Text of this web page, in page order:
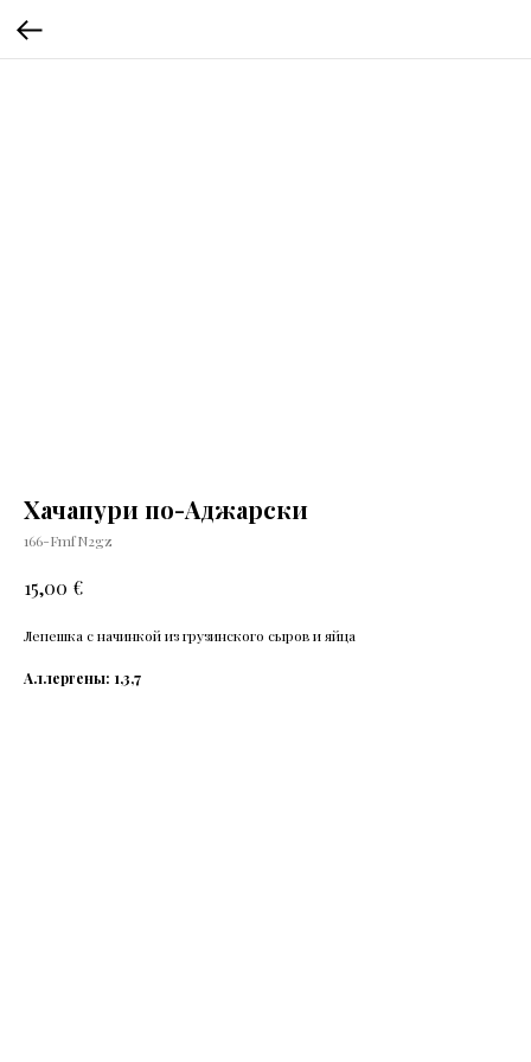
Хачапури по-Аджарски
166-FmfN2gz
15,00 €
Лепешка с начинкой из грузинского сыров и яйца
Аллергены: 1,3,7